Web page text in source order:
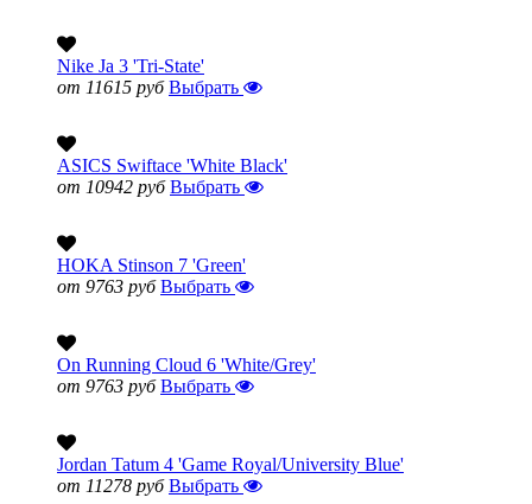
Nike Ja 3 'Tri-State'
от 11615 руб Выбрать
ASICS Swiftace 'White Black'
от 10942 руб Выбрать
HOKA Stinson 7 'Green'
от 9763 руб Выбрать
On Running Cloud 6 'White/Grey'
от 9763 руб Выбрать
Jordan Tatum 4 'Game Royal/University Blue'
от 11278 руб Выбрать